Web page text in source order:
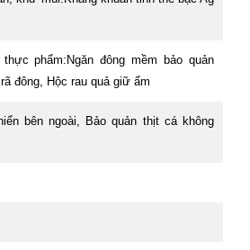
phẩm:Ngăn đông mềm bảo quản
đông, Hộc rau quả giữ ẩm
bên ngoài, Bảo quản thịt cá không